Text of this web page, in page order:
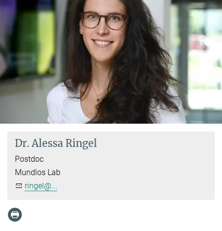
Dr. Alessa Ringel
Postdoc
Mundlos Lab
ringel@...